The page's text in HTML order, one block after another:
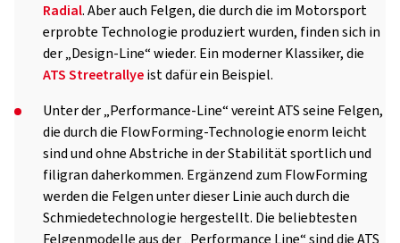
Radial. Aber auch Felgen, die durch die im Motorsport
erprobte Technologie produziert wurden, finden sich in
der „Design-Line“ wieder. Ein moderner Klassiker, die
ATS Streetrallyeist dafür ein Beispiel.
Unter der „Performance-Line“ vereint ATS seine Felgen,
die durch die FlowForming-Technologie enorm leicht
sind und ohne Abstriche in der Stabilität sportlich und
filigran daherkommen. Ergänzend zum FlowForming
werden die Felgen unter dieser Linie auch durch die
Schmiedetechnologie hergestellt. Die beliebtesten